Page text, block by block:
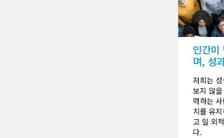
인간미
며, 성
저희는
보지 않
력하는
치를 유
고 일 외
다.